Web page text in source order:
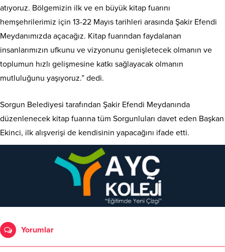
atıyoruz. Bölgemizin ilk ve en büyük kitap fuarını
hemşehrilerimiz için 13-22 Mayıs tarihleri arasında Şakir Efendi
Meydanımızda açacağız. Kitap fuarından faydalanan
insanlarımızın ufkunu ve vizyonunu genişletecek olmanın ve
toplumun hızlı gelişmesine katkı sağlayacak olmanın
mutluluğunu yaşıyoruz.” dedi.
Sorgun Belediyesi tarafından Şakir Efendi Meydanında
düzenlenecek kitap fuarına tüm Sorgunluları davet eden Başkan
Ekinci, ilk alışverişi de kendisinin yapacağını ifade etti.
Yorumlar